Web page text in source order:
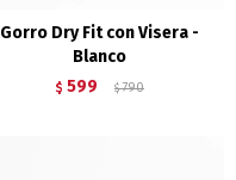
Gorro Dry Fit con Visera -
Blanco
$ 599 $ 790